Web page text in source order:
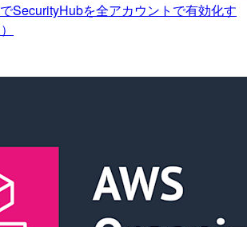
SecurityHubを全アカウントで有効化す